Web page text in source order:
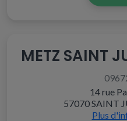
METZ SAINT
14 rue
57070 SAINT
Plus